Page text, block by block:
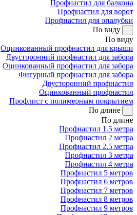
Профнастил для балкона
Профнастил для ворот
Профнастил для опалубки
По виду
По виду
Оцинкованный профнастил для крыши
Двусторонний профнастил для забора
Оцинкованный профнастил для забора
Фигурный профнастил для забора
Двусторонний профнастил
Оцинкованный профнастил
Профлист с полимерным покрытием
По длине
По длине
Профнастил 1.5 метра
Профнастил 2 метра
Профнастил 2.5 метра
Профнастил 3 метра
Профнастил 4 метра
Профнастил 5 метров
Профнастил 6 метров
Профнастил 7 метров
Профнастил 8 метров
Профнастил 9 метров